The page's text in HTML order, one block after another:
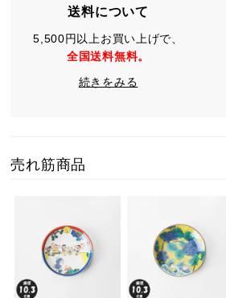
送料について
5,500円以上お買い上げで、
全国送料無料。
続きをみる
売れ筋商品